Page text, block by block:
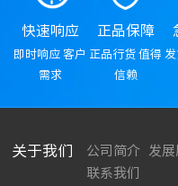
快速响应
即时响应 客户
需求
正品保障
正品行货 值得
信赖
关于我们 公司简介 发展
联系我们